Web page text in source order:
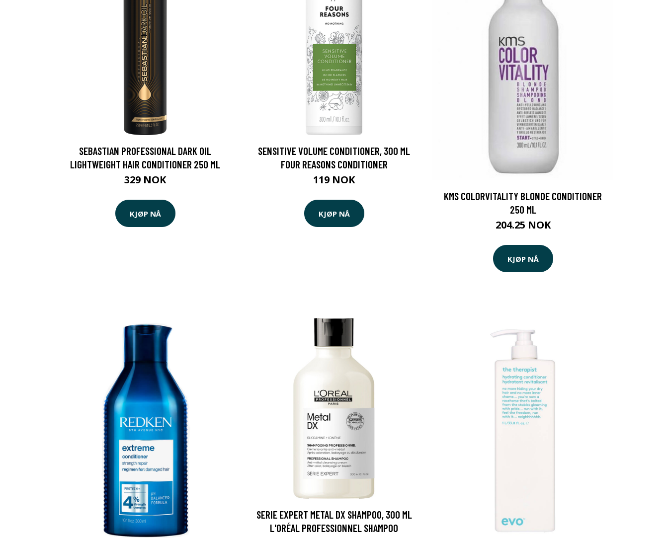
SEBASTIAN PROFESSIONAL DARK OIL
LIGHTWEIGHT HAIR CONDITIONER 250 ML
329 NOK
KJØP NÅ
SENSITIVE VOLUME CONDITIONER, 300 ML
FOUR REASONS CONDITIONER
119 NOK
KJØP NÅ
KMS COLORVITALITY BLONDE CONDITIONER
250 ML
204.25 NOK
KJØP NÅ
SERIE EXPERT METAL DX SHAMPOO, 300 ML
L'ORÉAL PROFESSIONNEL SHAMPOO